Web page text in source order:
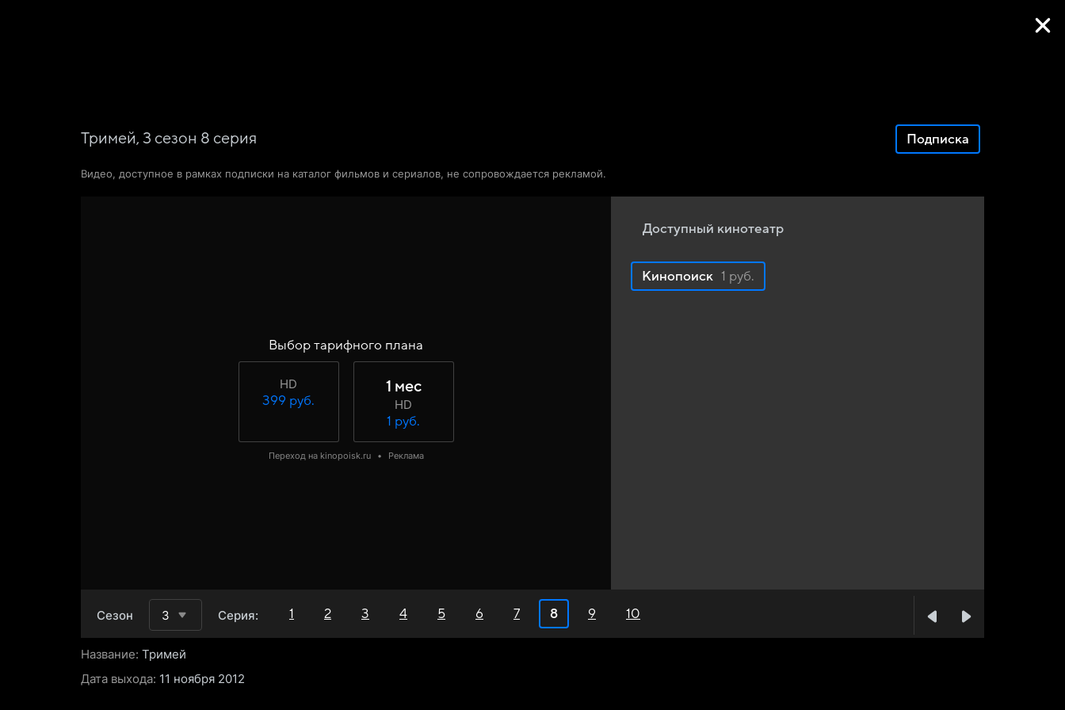
Тримей, 3 сезон 8 серия
Видео, доступное в рамках подписки на каталог фильмов и сериалов, не сопровождается рекламой.
Подписка
Выбор тарифного плана
HD
399 руб.
1 мес
HD
1 руб.
Переход на kinopoisk.ru • Реклама
Доступный кинотеатр
Кинопоиск 1 руб.
Сезон 3 Серия: 1 2 3 4 5 6 7 8 9 10
Название: Тримей
Дата выхода: 11 ноября 2012